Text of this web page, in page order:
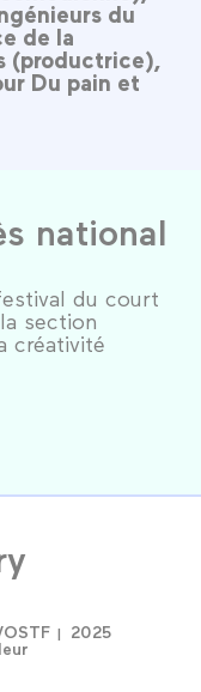
du
de la
(productrice),
Du pain et
national
du court
section
créativité
2025